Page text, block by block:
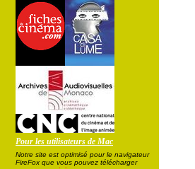
Pour les utilisateurs de Mac
Notre site est optimisé pour le navigateur
FireFox que vous pouvez télécharger